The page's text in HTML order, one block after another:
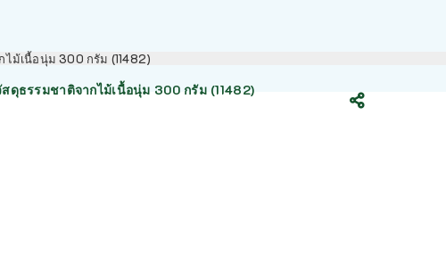
ไม้เนื้อนุ่ม 300 กรัม (11482)
ดุธรรมชาติจากไม้เนื้อนุ่ม 300 กรัม (11482)